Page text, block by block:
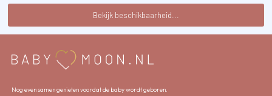
Bekijk beschikbaarheid...
Nog even samen genieten voordat de baby wordt geboren.